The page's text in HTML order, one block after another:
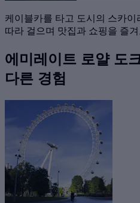
케이블카를 타고 도시의 스카
따라 걸으며 맛집과 쇼핑을 즐
에미레이트 로얄 도
다른 경험